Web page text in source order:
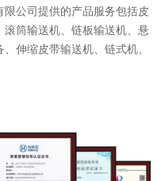
公司提供的产品服务包括皮
筒输送机、链板输送机、悬
伸缩皮带输送机、链式机、